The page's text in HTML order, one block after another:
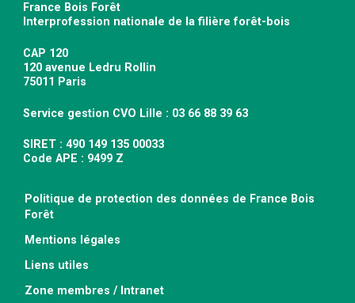
France Bois Forêt
Interprofession nationale de la filière forêt-bois
CAP 120
120 avenue Ledru Rollin
75011 Paris
Service gestion CVO Lille : 03 66 88 39 63
SIRET : 490 149 135 00033
Code APE : 9499 Z
Politique de protection des données de France Bois
Forêt
Mentions légales
Liens utiles
Zone membres / Intranet